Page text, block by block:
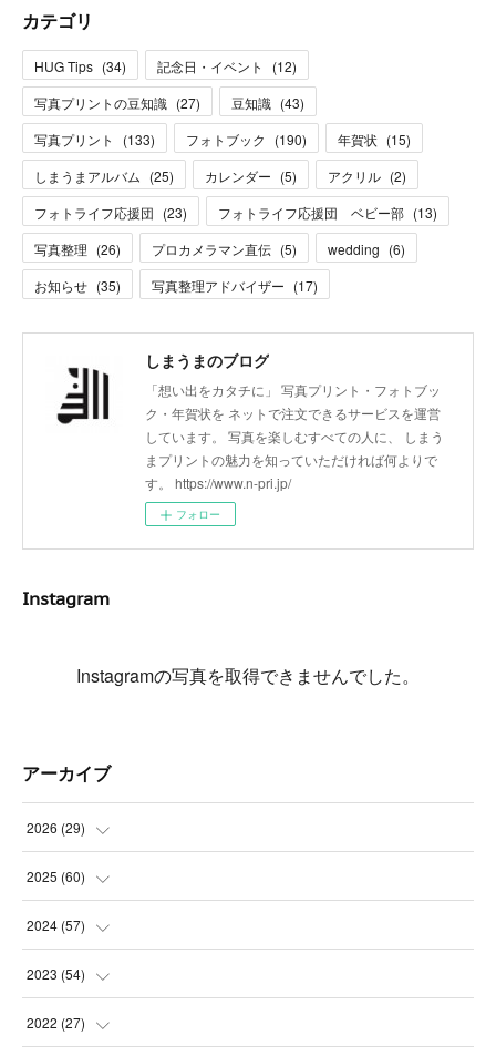
カテゴリ
HUG Tips (34) 記念日・イベント (12)
写真プリントの豆知識 (27) 豆知識 (43)
写真プリント
(133) フォトブック (190) 年賀状 (15)
しまうまアルバム (25) カレンダー (5) アクリル (2)
フォトライフ応援団 (23) フォトライフ応援団 ベビー部 (13)
写真整理 (26) プロカメラマン直伝 (5) wedding (6)
お知らせ (35) 写真整理アドバイザー (17)
しまうまのブログ
「想い出をカタチに」 写真プリント・フォトブッ
ク・年賀状を ネットで注文できるサービスを運営
しています。 写真を楽しむすべての人に、 しまう
まプリントの魅力を知っていただければ何よりで
す。 https://www.n-pri.jp/
フォロー
Instagram
Instagramの写真を取得できませんでした。
アーカイブ
2026 (29)
(5
(3
(7
(6
2025 (60)
(3
(3
(3
2024 (57)
(4
(5
2023 (54)
(6
2022 (27)